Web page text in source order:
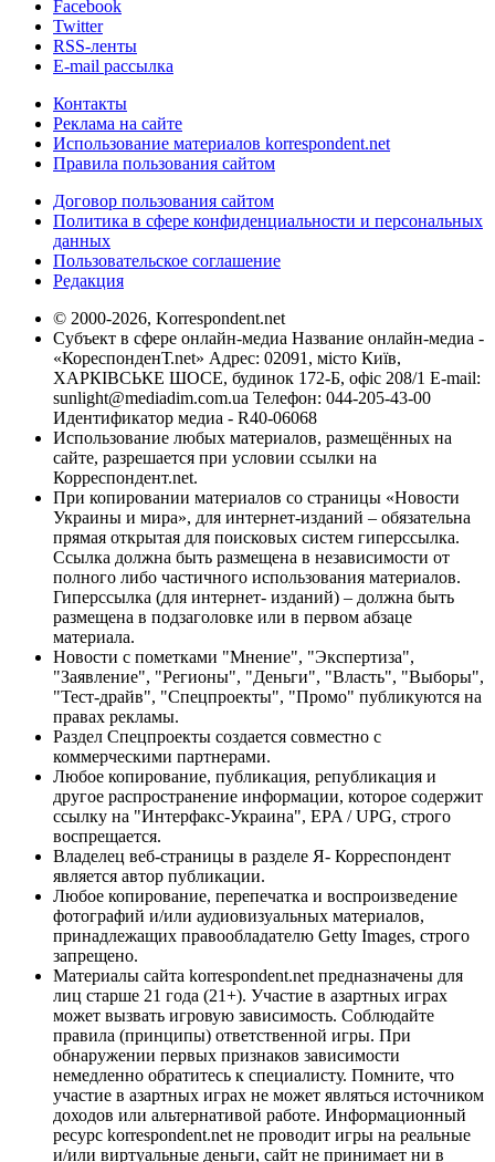
Facebook
Twitter
RSS-ленты
E-mail рассылка
Контакты
Реклама на сайте
Использование материалов korrespondent.net
Правила пользования сайтом
Договор пользования сайтом
Политика в сфере конфиденциальности и персональных
данных
Пользовательское соглашение
Редакция
© 2000-2026, Korrespondent.net
Субъект в сфере онлайн-медиа Название онлайн-медиа -
«КореспонденТ.net» Адрес: 02091, місто Київ,
ХАРКІВСЬКЕ ШОСЕ, будинок 172-Б, офіс 208/1 E-mail:
sunlight@mediadim.com.ua Телефон: 044-205-43-00
Идентификатор медиа - R40-06068
Использование любых материалов, размещённых на
сайте, разрешается при условии ссылки на
Корреспондент.net.
При копировании материалов со страницы «Новости
Украины и мира», для интернет-изданий – обязательна
прямая открытая для поисковых систем гиперссылка.
Ссылка должна быть размещена в независимости от
полного либо частичного использования материалов.
Гиперссылка (для интернет- изданий) – должна быть
размещена в подзаголовке или в первом абзаце
материала.
Новости с пометками "Мнение", "Экспертиза",
"Заявление", "Регионы", "Деньги", "Власть", "Выборы",
"Тест-драйв", "Спецпроекты", "Промо" публикуются на
правах рекламы.
Раздел Спецпроекты создается совместно с
коммерческими партнерами.
Любое копирование, публикация, републикация и
другое распространение информации, которое содержит
ссылку на "Интерфакс-Украина", EPA / UPG, строго
воспрещается.
Владелец веб-страницы в разделе Я- Корреспондент
является автор публикации.
Любое копирование, перепечатка и воспроизведение
фотографий и/или аудиовизуальных материалов,
принадлежащих правообладателю Getty Images, строго
запрещено.
Материалы сайта korrespondent.net предназначены для
лиц старше 21 года (21+). Участие в азартных играх
может вызвать игровую зависимость. Соблюдайте
правила (принципы) ответственной игры. При
обнаружении первых признаков зависимости
немедленно обратитесь к специалисту. Помните, что
участие в азартных играх не может являться источником
доходов или альтернативой работе. Информационный
ресурс korrespondent.net не проводит игры на реальные
и/или виртуальные деньги, сайт не принимает ни в